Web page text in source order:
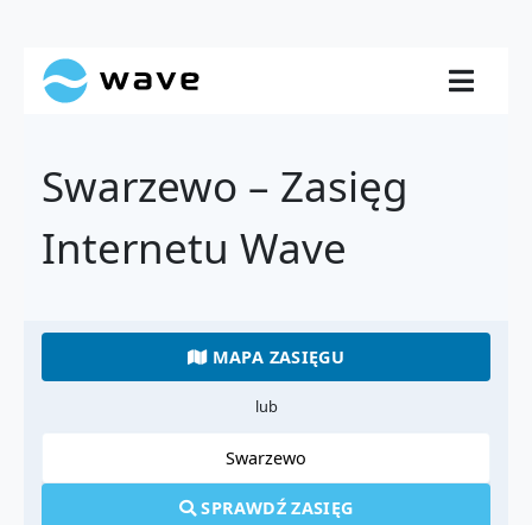
Swarzewo – Zasięg
Internetu Wave
MAPA ZASIĘGU
lub
SPRAWDŹ ZASIĘG